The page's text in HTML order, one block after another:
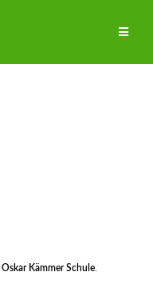
Oskar Kämmer Schule